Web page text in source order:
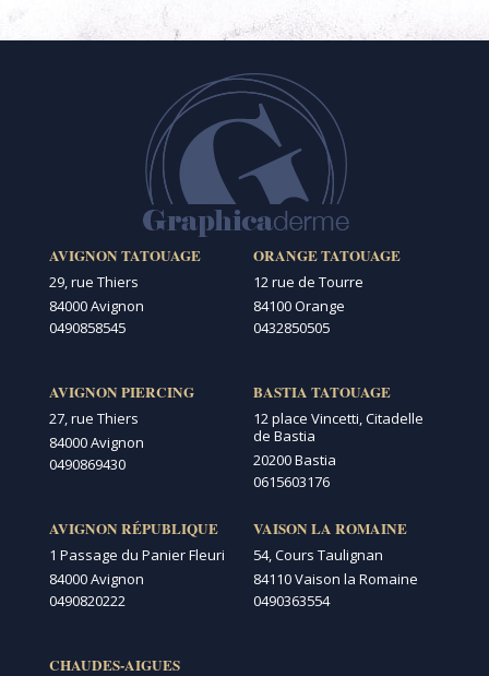
AVIGNON TATOUAGE
29, rue Thiers
84000 Avignon
0490858545
AVIGNON PIERCING
27, rue Thiers
84000 Avignon
0490869430
AVIGNON RÉPUBLIQUE
1 Passage du Panier Fleuri
84000 Avignon
0490820222
CHAUDES-AIGUES
ORANGE TATOUAGE
12 rue de Tourre
84100 Orange
0432850505
BASTIA TATOUAGE
12 place Vincetti, Citadelle
de Bastia
20200 Bastia
0615603176
VAISON LA ROMAINE
54, Cours Taulignan
84110 Vaison la Romaine
0490363554